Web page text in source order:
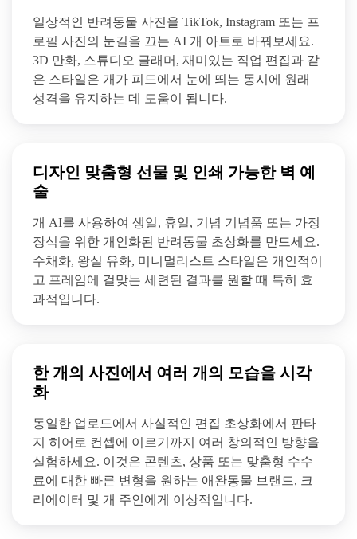
일상적인 반려동물 사진을 TikTok, Instagram 또는 프
로필 사진의 눈길을 끄는 AI 개 아트로 바꿔보세요.
3D 만화, 스튜디오 글래머, 재미있는 직업 편집과 같
은 스타일은 개가 피드에서 눈에 띄는 동시에 원래
성격을 유지하는 데 도움이 됩니다.
디자인 맞춤형 선물 및 인쇄 가능한 벽 예
술
개 AI를 사용하여 생일, 휴일, 기념 기념품 또는 가정
장식을 위한 개인화된 반려동물 초상화를 만드세요.
수채화, 왕실 유화, 미니멀리스트 스타일은 개인적이
고 프레임에 걸맞는 세련된 결과를 원할 때 특히 효
과적입니다.
한 개의 사진에서 여러 개의 모습을 시각
화
동일한 업로드에서 사실적인 편집 초상화에서 판타
지 히어로 컨셉에 이르기까지 여러 창의적인 방향을
실험하세요. 이것은 콘텐츠, 상품 또는 맞춤형 수수
료에 대한 빠른 변형을 원하는 애완동물 브랜드, 크
리에이터 및 개 주인에게 이상적입니다.